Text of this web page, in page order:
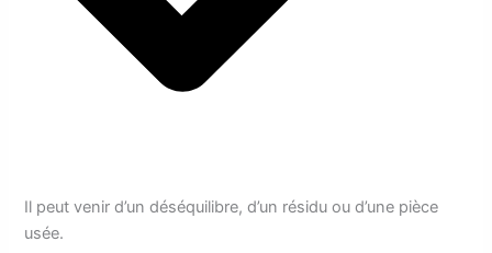
Il peut venir d’un déséquilibre, d’un résidu ou d’une pièce
usée.